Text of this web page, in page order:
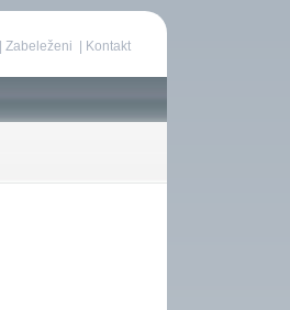
Zabeleženi Kontakt